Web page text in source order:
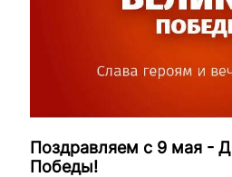
Поздравляем с 9 мая -
Победы!